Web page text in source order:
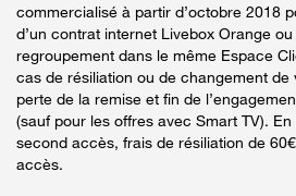
commercialisé à partir d’octobre 2018
d’un contrat internet Livebox Orange
regroupement dans le même Espace
cas de résiliation ou de changement de
perte de la remise et fin de
(sauf pour les offres avec Smart TV).
second accès, frais de résiliation de
accès.